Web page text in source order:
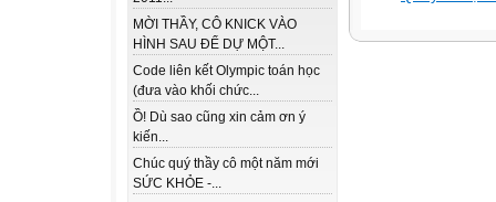
MỜI THẦY, CÔ KNICK VÀO
HÌNH SAU ĐỂ DỰ MỘT...
Code liên kết Olympic toán học
(đưa vào khối chức...
Ồ! Dù sao cũng xin cảm ơn ý
kiến...
Chúc quý thầy cô một năm mới
SỨC KHỎE -...